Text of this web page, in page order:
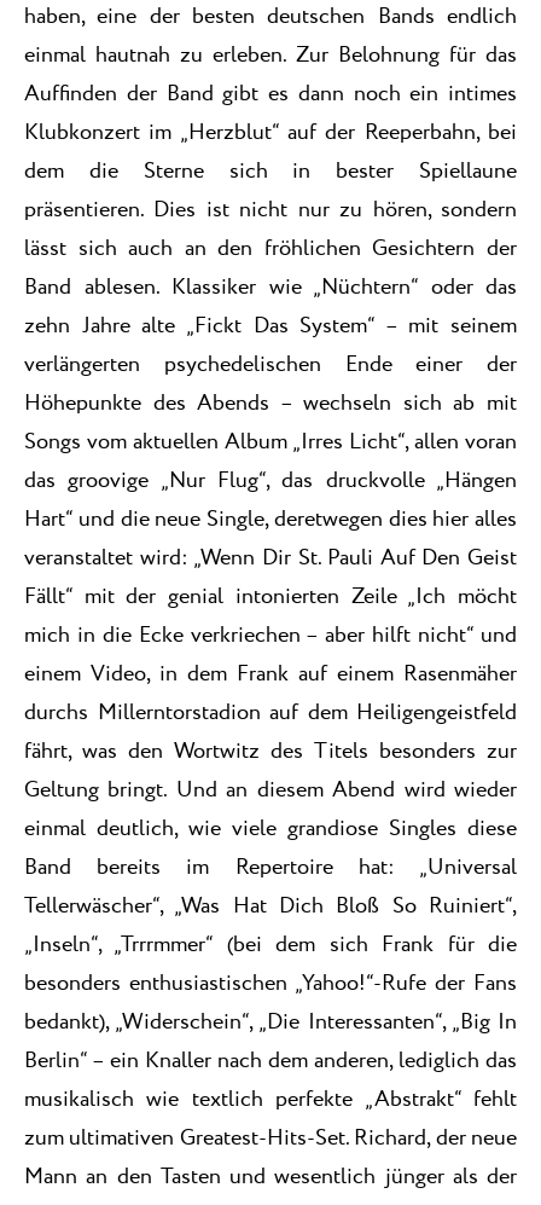
haben, eine der besten deutschen Bands endlich
einmal hautnah zu erleben. Zur Belohnung für das
Auffinden der Band gibt es dann noch ein intimes
Klubkonzert im „Herzblut“ auf der Reeperbahn, bei
dem die Sterne sich in bester Spiellaune
präsentieren. Dies ist nicht nur zu hören, sondern
lässt sich auch an den fröhlichen Gesichtern der
Band ablesen. Klassiker wie „Nüchtern“ oder das
zehn Jahre alte „Fickt Das System“ – mit seinem
verlängerten psychedelischen Ende einer der
Höhepunkte des Abends – wechseln sich ab mit
Songs vom aktuellen Album „Irres Licht“, allen voran
das groovige „Nur Flug“, das druckvolle „Hängen
Hart“ und die neue Single, deretwegen dies hier alles
veranstaltet wird: „Wenn Dir St. Pauli Auf Den Geist
Fällt“ mit der genial intonierten Zeile „Ich möcht
mich in die Ecke verkriechen – aber hilft nicht“ und
einem Video, in dem Frank auf einem Rasenmäher
durchs Millerntorstadion auf dem Heiligengeistfeld
fährt, was den Wortwitz des Titels besonders zur
Geltung bringt. Und an diesem Abend wird wieder
einmal deutlich, wie viele grandiose Singles diese
Band bereits im Repertoire hat: „Universal
Tellerwäscher“, „Was Hat Dich Bloß So Ruiniert“,
„Inseln“, „Trrrmmer“ (bei dem sich Frank für die
besonders enthusiastischen „Yahoo!“-Rufe der Fans
bedankt), „Widerschein“, „Die Interessanten“, „Big In
Berlin“ – ein Knaller nach dem anderen, lediglich das
musikalisch wie textlich perfekte „Abstrakt“ fehlt
zum ultimativen Greatest-Hits-Set. Richard, der neue
Mann an den Tasten und wesentlich jünger als der